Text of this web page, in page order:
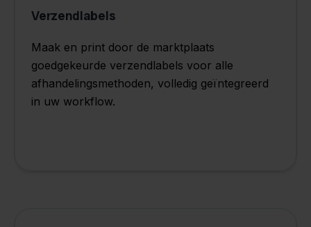
Verzendlabels
Maak en print door de marktplaats
goedgekeurde verzendlabels voor alle
afhandelingsmethoden, volledig geïntegreerd
in uw workflow.